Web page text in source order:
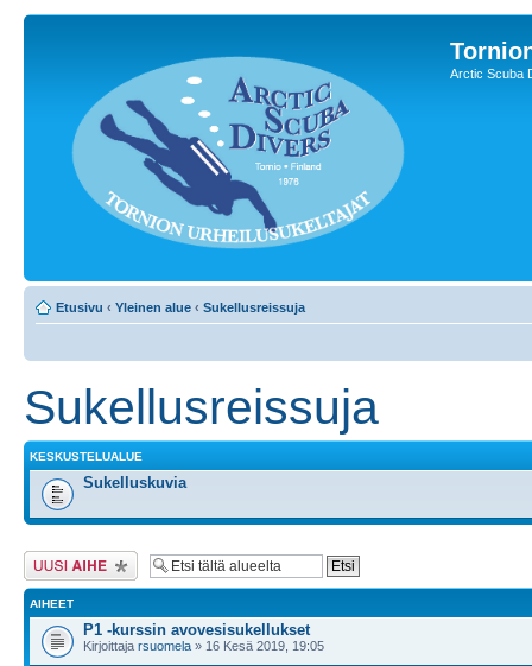
Arctic Scuba
Etusivu ‹ Yleinen alue ‹ Sukellusreissuja
Sukellusreissuja
KESKUSTELUALUE
Sukelluskuvia
Lähetä uusi viesti
AIHEET
P1 -kurssin avovesisukellukset
Kirjoittaja rsuomela » 16 Kesä 2019, 19:05